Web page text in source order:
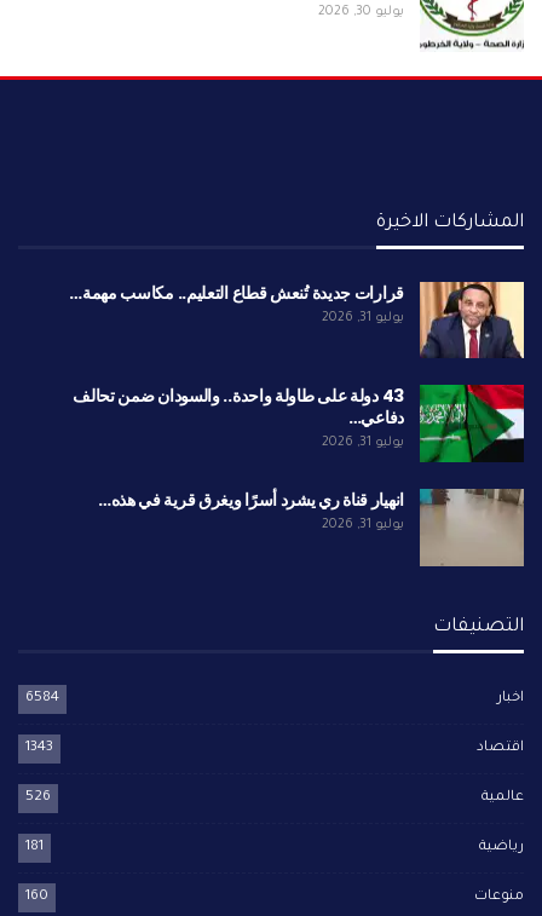
يوليو 30, 2026
المشاركات الاخيرة
قرارات جديدة تُنعش قطاع التعليم.. مكاسب مهمة…
يوليو 31, 2026
43 دولة على طاولة واحدة.. والسودان ضمن تحالف
دفاعي…
يوليو 31, 2026
انهيار قناة ري يشرد أسرًا ويغرق قرية في هذه…
يوليو 31, 2026
التصنيفات
اخبار 6584
اقتصاد 1343
عالمية 526
رياضية 181
منوعات 160